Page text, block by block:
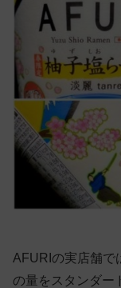
AFURIの実店舗で
の量をスタンダー